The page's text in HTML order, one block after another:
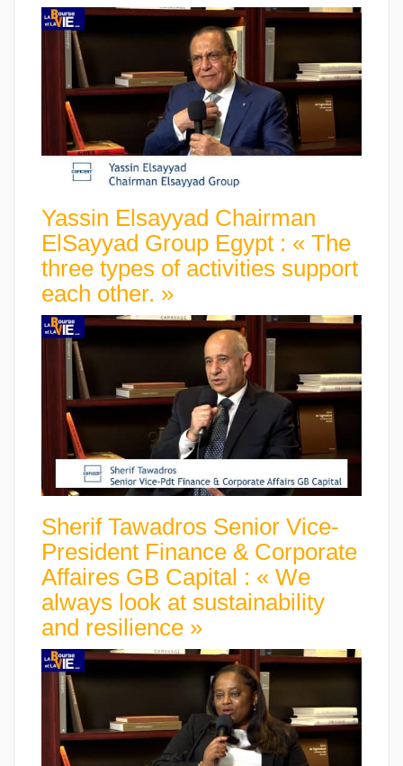
Yassin Elsayyad Chairman
ElSayyad Group Egypt : « The
three types of activities support
each other. »
Sherif Tawadros Senior Vice-
President Finance & Corporate
Affaires GB Capital : « We
always look at sustainability
and resilience »